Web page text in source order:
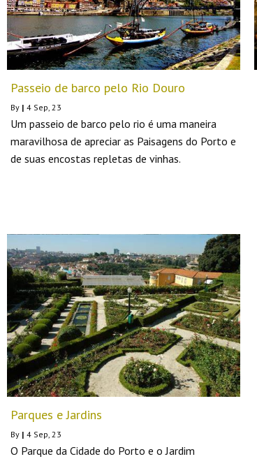
Passeio de barco pelo Rio Douro
By | 4 Sep, 23
Um passeio de barco pelo rio é uma maneira
maravilhosa de apreciar as Paisagens do Porto e
de suas encostas repletas de vinhas.
Parques e Jardins
By | 4 Sep, 23
O Parque da Cidade do Porto e o Jardim